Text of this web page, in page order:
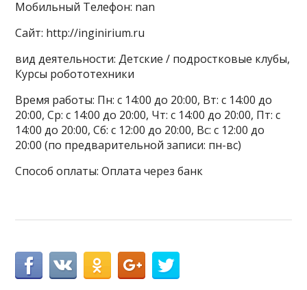
Мобильный Телефон: nan
Сайт: http://inginirium.ru
вид деятельности: Детские / подростковые клубы,
Курсы робототехники
Время работы: Пн: с 14:00 до 20:00, Вт: с 14:00 до
20:00, Ср: с 14:00 до 20:00, Чт: с 14:00 до 20:00, Пт: с
14:00 до 20:00, Сб: с 12:00 до 20:00, Вс: с 12:00 до
20:00 (по предварительной записи: пн-вс)
Способ оплаты: Оплата через банк